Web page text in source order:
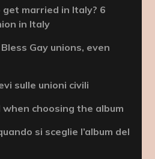
married in Italy? 6
in Italy
Gay unions, even
sulle unioni civili
choosing the album
si sceglie l’album del